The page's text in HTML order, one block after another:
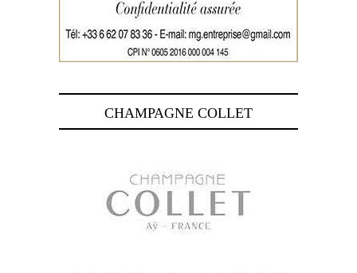
CHAMPAGNE COLLET